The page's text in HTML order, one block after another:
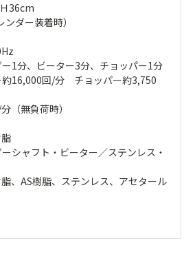
36cm
ダー装着時）
1分、ビーター3分、チョッパー1分
約16,000回/分 チョッパー約3,750
（無負荷時）
シャフト・ビーター／ステンレス・
、AS樹脂、ステンレス、アセタール